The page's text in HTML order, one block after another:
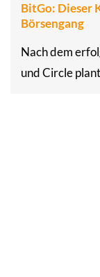
BitGo: Dieser
Börsengang
Nach dem
und Circle